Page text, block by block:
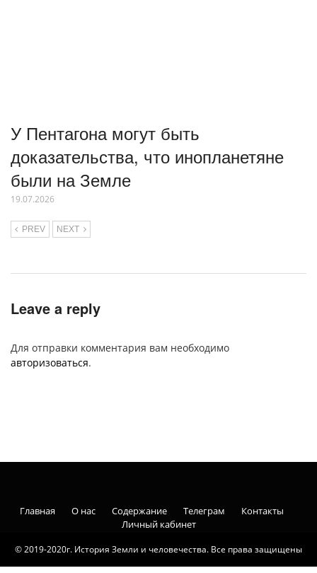
У Пентагона могут быть
доказательства, что инопланетяне
были на Земле
19.07.2026
PREV NEXT
Leave a reply
Для отправки комментария вам необходимо
авторизоваться.
© 2019-2020г. История Земли и человечества. Все права защищены
Главная О нас Содержание Телеграм
Контакты
Личный кабинет